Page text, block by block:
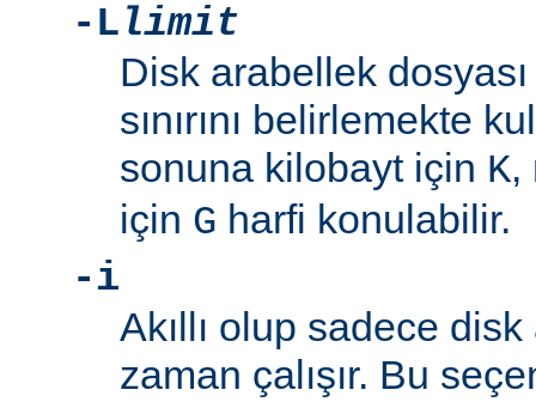
-Llimit
Disk arabellek
sınırını belirlemekte
sonuna kilobayt için K,
için G harfi konulabilir.
-i
Akıllı olup sadece
zaman çalışır. Bu